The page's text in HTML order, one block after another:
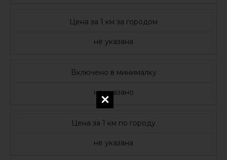
Цена за 1 км за городом
не указана
Включено в минималку
не указано
Цена за 1 км по городу
не указана